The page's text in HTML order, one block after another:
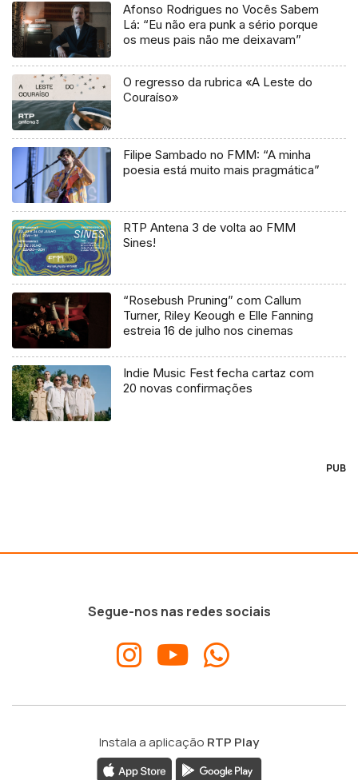
Afonso Rodrigues no Vocês Sabem
Lá: “Eu não era punk a sério porque
os meus pais não me deixavam”
O regresso da rubrica «A Leste do
Couraíso»
Filipe Sambado no FMM: “A minha
poesia está muito mais pragmática”
RTP Antena 3 de volta ao FMM
Sines!
“Rosebush Pruning” com Callum
Turner, Riley Keough e Elle Fanning
estreia 16 de julho nos cinemas
Indie Music Fest fecha cartaz com
20 novas confirmações
PUB
Segue-nos nas redes sociais
Instala a aplicação RTP Play